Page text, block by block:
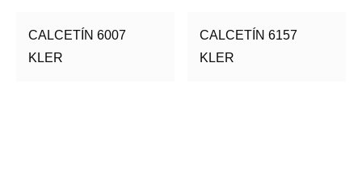
CALCETÍN 6007
KLER
CALCETÍN 6157
KLER